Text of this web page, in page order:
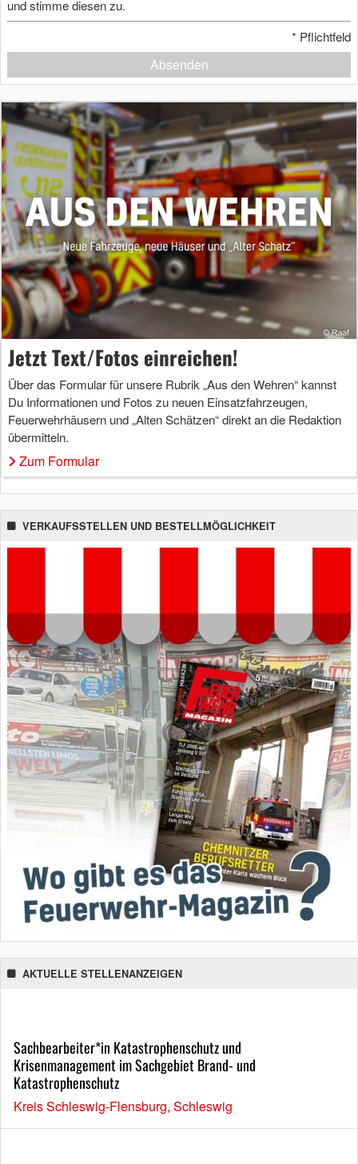
und stimme diesen zu.
* Pflichtfeld
Absenden
Jetzt Text/Fotos einreichen!
Über das Formular für unsere Rubrik „Aus den Wehren“ kannst
Du Informationen und Fotos zu neuen Einsatzfahrzeugen,
Feuerwehrhäusern und „Alten Schätzen“ direkt an die Redaktion
übermitteln.
Zum Formular
VERKAUFSSTELLEN UND BESTELLMÖGLICHKEIT
AKTUELLE STELLENANZEIGEN
Sachbearbeiter*in Katastrophenschutz und
Krisenmanagement im Sachgebiet Brand- und
Katastrophenschutz
Kreis Schleswig-Flensburg, Schleswig